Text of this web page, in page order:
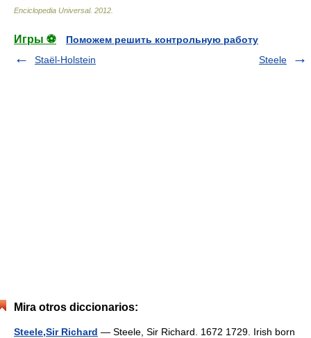
Enciclopedia Universal. 2012
Игры ⚽
Поможем решить контрольную работу
Staël-Holstein
Steele
Mira otros diccionarios:
Steele,Sir Richard — Steele, Sir Richard. 1672 1729. Irish born